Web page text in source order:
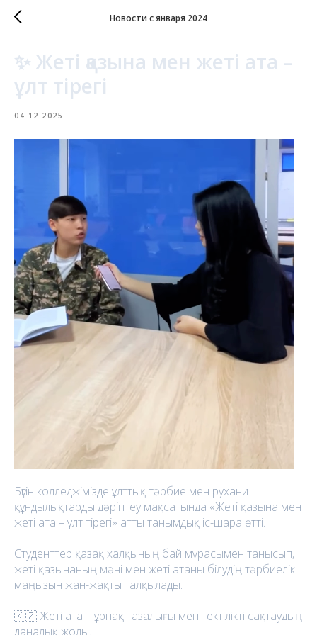
Новости с января 2024
✨ Жеті қазына мен жеті ата –
ұлт тірегі
04.12.2025
Бүгін колледжімізде ұлттық тәрбие мен рухани
құндылықтарды дәріптеу мақсатында «Жеті қазына мен
жеті ата – ұлт тірегі» атты танымдық іс-шара өтті.
Студенттер қазақ халқының бай мұрасымен танысып,
жеті қазынаның мәні мен жеті атаны білудің тәрбиелік
маңызын жан-жақты талқылады.
🇰🇿 Жеті ата – ұрпақ тазалығы мен тектілікті сақтаудың
даналық жолы.